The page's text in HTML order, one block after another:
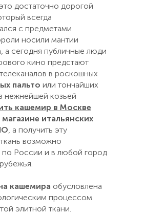
достаточно дорогой
всегда
с предметами
носили мантии
а сегодня публичные люди
кино предстают
в роскошных
пальто или тончайших
нежнейшей козьей
кашемир в Москве
магазине итальянских
, а получить эту
возможно
по России и в любой город
кашемира обусловлена
процессом
элитной ткани.